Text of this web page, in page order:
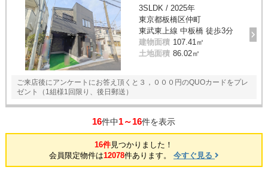
3SLDK / 2025年
東京都板橋区仲町
東武東上線 中板橋 徒歩3分
建物面積 107.41㎡
土地面積 86.02㎡
ご来店後にアンケートにお答え頂くと３，０００円のQUOカードをプレ
ゼント（1組様1回限り、後日郵送）
16件中1～16件を表示
16件見つかりました！
会員限定物件は12078件あります。 今すぐ見る